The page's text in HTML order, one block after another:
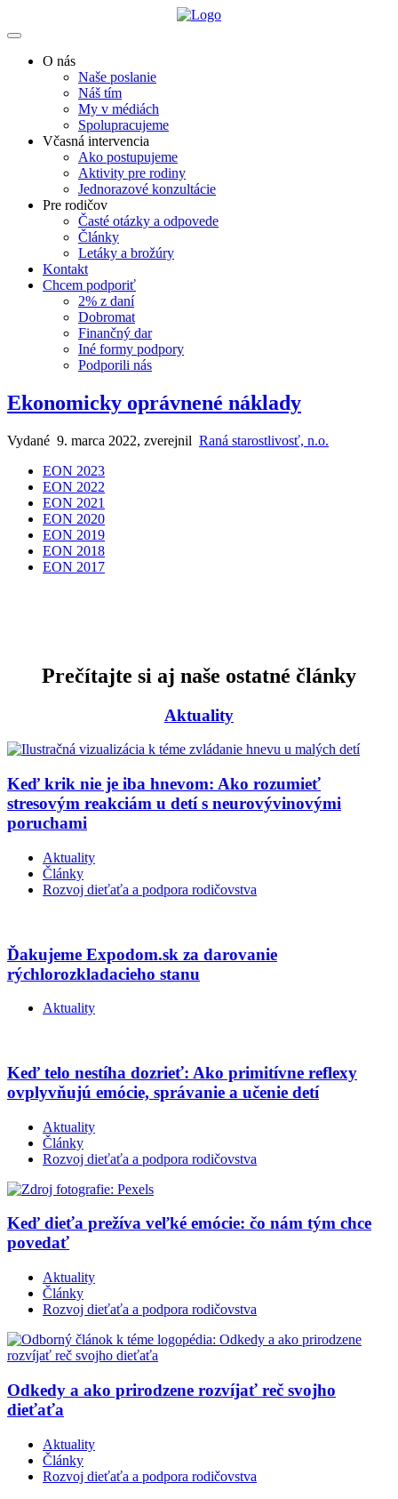
O nás
Naše poslanie
Náš tím
My v médiách
Spolupracujeme
Včasná intervencia
Ako postupujeme
Aktivity pre rodiny
Jednorazové konzultácie
Pre rodičov
Časté otázky a odpovede
Články
Letáky a brožúry
Kontakt
Chcem podporiť
2% z daní
Dobromat
Finančný dar
Iné formy podpory
Podporili nás
Ekonomicky oprávnené náklady
Vydané 9. marca 2022, zverejnil Raná starostlivosť, n.o.
EON 2023
EON 2022
EON 2021
EON 2020
EON 2019
EON 2018
EON 2017
Prečítajte si aj naše ostatné články
Aktuality
Keď krik nie je iba hnevom: Ako rozumieť
stresovým reakciám u detí s neurovývinovými
poruchami
Aktuality
Články
Rozvoj dieťaťa a podpora rodičovstva
Ďakujeme Expodom.sk za darovanie
rýchlorozkladacieho stanu
Aktuality
Keď telo nestíha dozrieť: Ako primitívne reflexy
ovplyvňujú emócie, správanie a učenie detí
Aktuality
Články
Rozvoj dieťaťa a podpora rodičovstva
Keď dieťa prežíva veľké emócie: čo nám tým chce
povedať
Aktuality
Články
Rozvoj dieťaťa a podpora rodičovstva
Odkedy a ako prirodzene rozvíjať reč svojho
dieťaťa
Aktuality
Články
Rozvoj dieťaťa a podpora rodičovstva